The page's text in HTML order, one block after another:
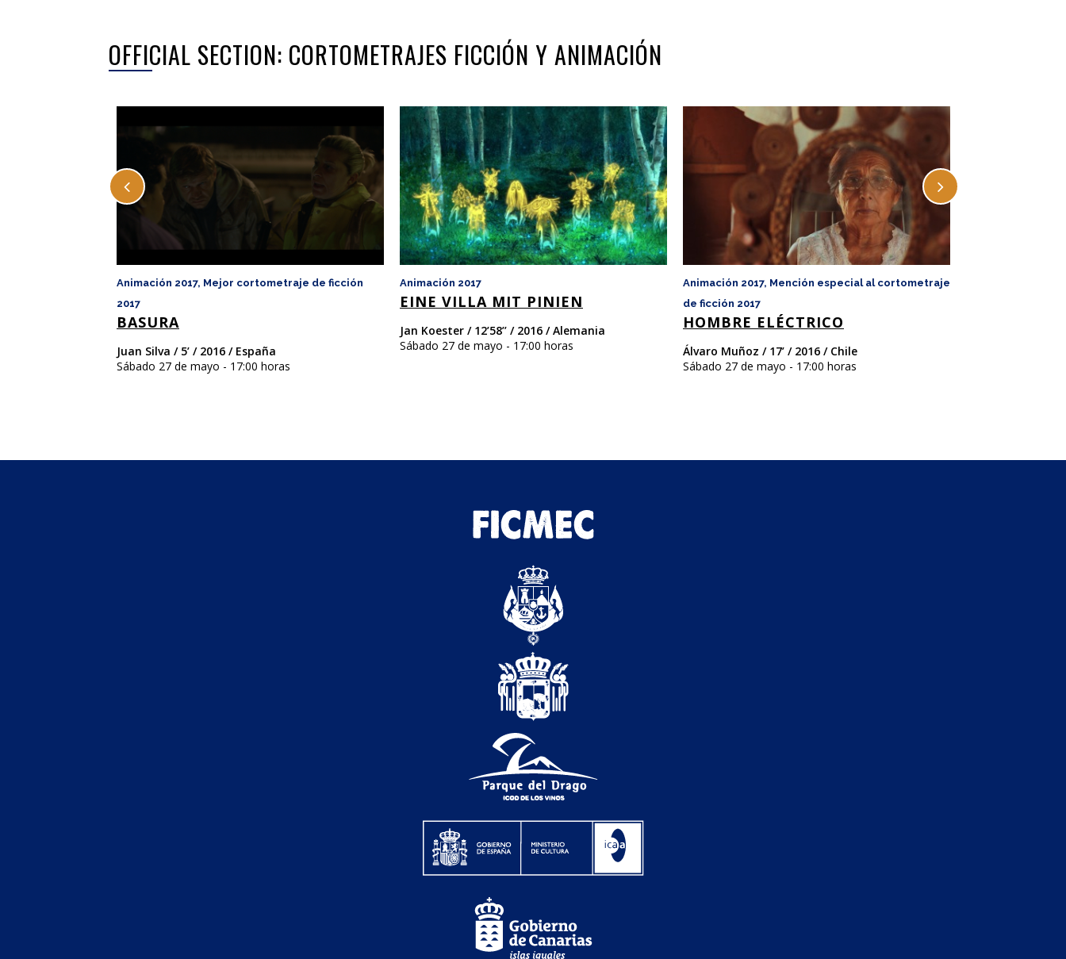
OFFICIAL SECTION: CORTOMETRAJES FICCIÓN Y ANIMACIÓN
Animación 2017, Mejor cortometraje de ficción
2017
BASURA
Juan Silva / 5’ / 2016 / España
Sábado 27 de mayo - 17:00 horas
Animación 2017
EINE VILLA MIT PINIEN
Jan Koester / 12’58’’ / 2016 / Alemania
Sábado 27 de mayo - 17:00 horas
Animación 2017, Mención especial al cortometraje
de ficción 2017
HOMBRE ELÉCTRICO
Álvaro Muñoz / 17’ / 2016 / Chile
Sábado 27 de mayo - 17:00 horas